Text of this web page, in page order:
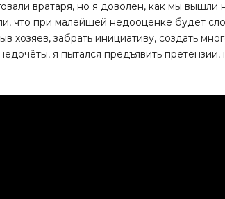
вратаря, но я доволен, как мы вышли
что при малейшей недооценке будет
хозяев, забрать инициативу, создать
я пытался предъявить